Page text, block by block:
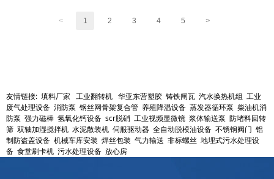
升级，还是大型养殖基地整体智能化改造，均可提供高适配、高稳定、低能耗
< 1 2 3 4 5 >
友情链接: 填料厂家 工业翻转机 华亚东营塑胶 铸铁闸瓦 汽水换热机组 工业
废气处理设备 消防泵 钢丝网骨架复合管 养殖降温设备 蒸发器循环泵 柴油机消
防泵 强力磁棒 氢氧化钙设备 scr脱硝 工业视频显微镜 浆体输送泵 防堵料回转
筛 双轴加湿搅拌机 水泥散装机 伺服驱动器 全自动脱模油设备 不锈钢阀门 铝
制防盗盖设备 机械车库安装 焊丝包装 气力输送 非标螺丝 地埋式污水处理设
备 食堂刷卡机 污水处理设备 放心房